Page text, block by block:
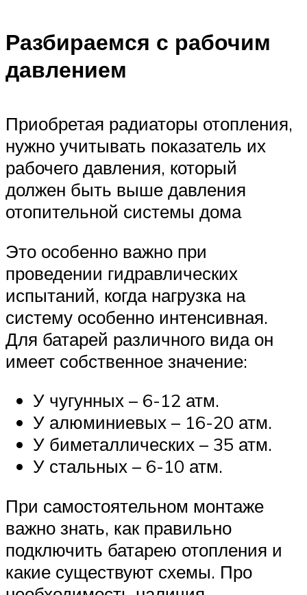
Разбираемся с рабочим
давлением
Приобретая радиаторы отопления,
нужно учитывать показатель их
рабочего давления, который
должен быть выше давления
отопительной системы дома
Это особенно важно при
проведении гидравлических
испытаний, когда нагрузка на
систему особенно интенсивная.
Для батарей различного вида он
имеет собственное значение:
У чугунных – 6-12 атм.
У алюминиевых – 16-20 атм.
У биметаллических – 35 атм.
У стальных – 6-10 атм.
При самостоятельном монтаже
важно знать, как правильно
подключить батарею отопления и
какие существуют схемы. Про